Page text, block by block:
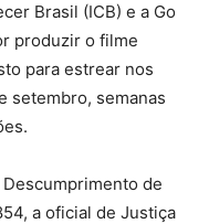
Brasil (ICB) e a Go
produzir o filme
para estrear nos
setembro, semanas
de
a oficial de Justiça